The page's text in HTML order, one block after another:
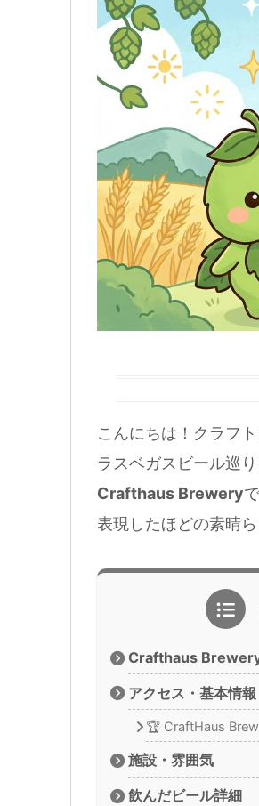
こんにちは！クラフ
ラスベガスビール巡
Crafthaus Brewery
表現したほどの素晴
Crafthaus
アクセス・基本情報
🏆 CraftHaus
施設・雰囲気
飲んだビール詳細